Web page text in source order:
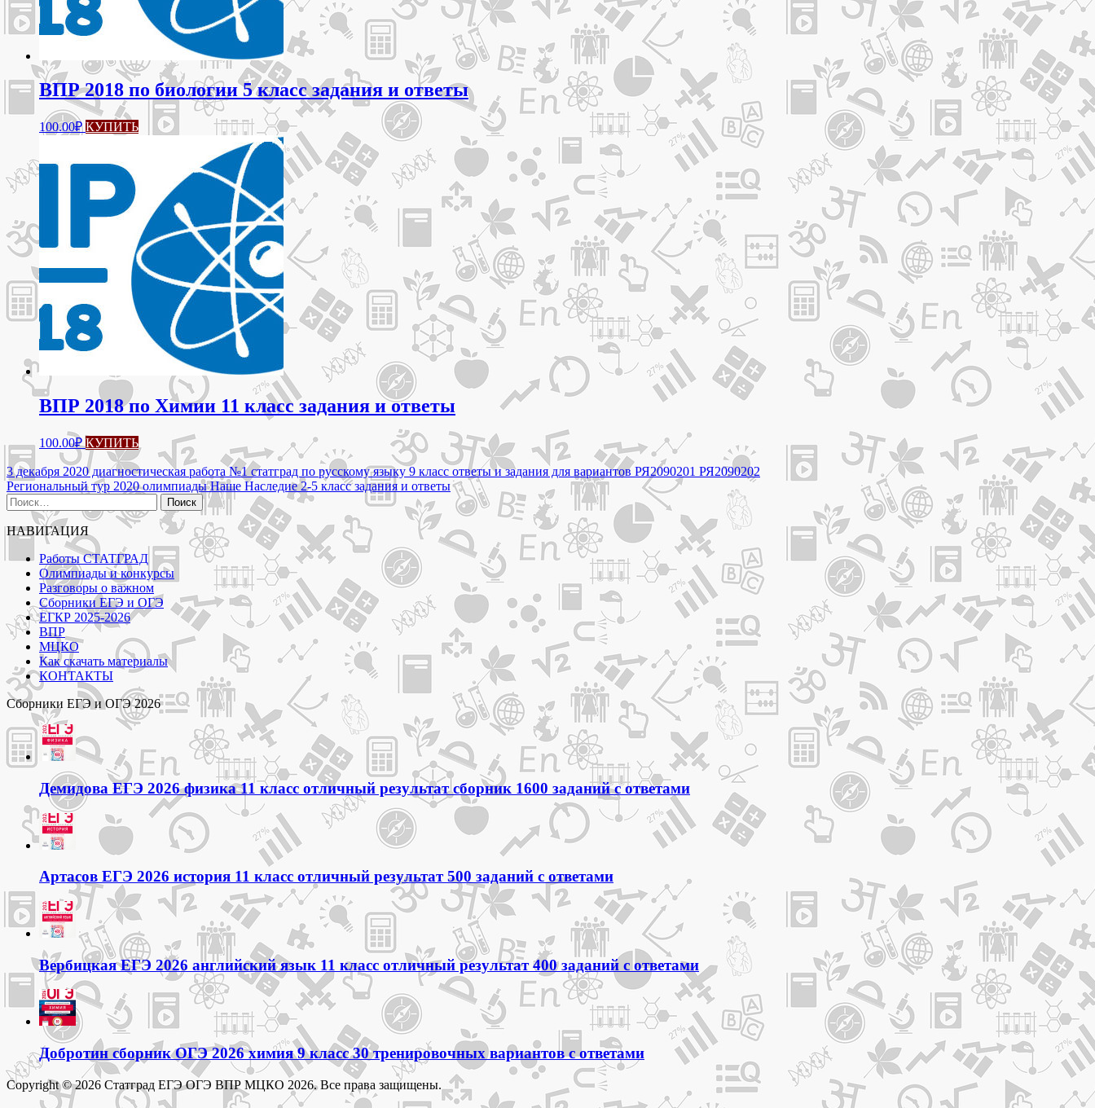
ВПР 2018 по биологии 5 класс задания и ответы
100.00₽ КУПИТЬ
ВПР 2018 по Химии 11 класс задания и ответы
100.00₽ КУПИТЬ
Навигация
по
записям
3 декабря 2020 диагностическая работа №1 статград по русскому языку 9 класс ответы и задания для вариантов РЯ2090201 РЯ2090202
Региональный тур 2020 олимпиады Наше Наследие 2-5 класс задания и ответы
Найти:
НАВИГАЦИЯ
Работы СТАТГРАД
Олимпиады и конкурсы
Разговоры о важном
Сборники ЕГЭ и ОГЭ
ЕГКР 2025-2026
ВПР
МЦКО
Как скачать материалы
КОНТАКТЫ
Сборники ЕГЭ и ОГЭ 2026
Демидова ЕГЭ 2026 физика 11 класс отличный результат сборник 1600 заданий с ответами
Артасов ЕГЭ 2026 история 11 класс отличный результат 500 заданий с ответами
Вербицкая ЕГЭ 2026 английский язык 11 класс отличный результат 400 заданий с ответами
Добротин сборник ОГЭ 2026 химия 9 класс 30 тренировочных вариантов с ответами
Copyright © 2026 Статград ЕГЭ ОГЭ ВПР МЦКО 2026. Все права защищены.